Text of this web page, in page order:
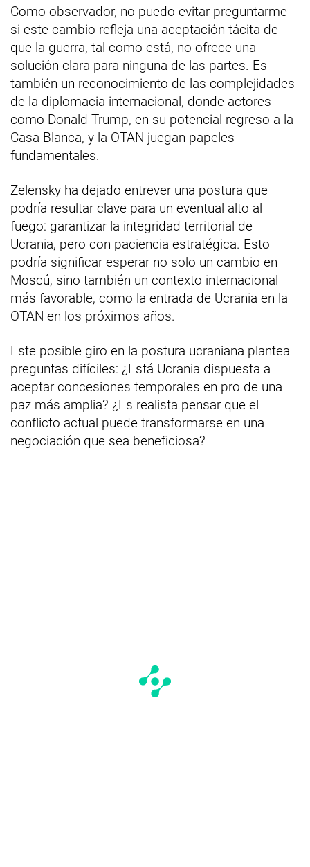
Como observador, no puedo evitar preguntarme
si este cambio refleja una aceptación tácita de
que la guerra, tal como está, no ofrece una
solución clara para ninguna de las partes. Es
también un reconocimiento de las complejidades
de la diplomacia internacional, donde actores
como Donald Trump, en su potencial regreso a la
Casa Blanca, y la OTAN juegan papeles
fundamentales.
Zelensky ha dejado entrever una postura que
podría resultar clave para un eventual alto al
fuego: garantizar la integridad territorial de
Ucrania, pero con paciencia estratégica. Esto
podría significar esperar no solo un cambio en
Moscú, sino también un contexto internacional
más favorable, como la entrada de Ucrania en la
OTAN en los próximos años.
Este posible giro en la postura ucraniana plantea
preguntas difíciles: ¿Está Ucrania dispuesta a
aceptar concesiones temporales en pro de una
paz más amplia? ¿Es realista pensar que el
conflicto actual puede transformarse en una
negociación que sea beneficiosa?